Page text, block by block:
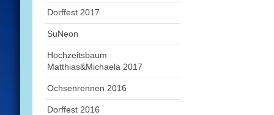
Dorffest 2017
SuNeon
Hochzeitsbaum
Matthias&Michaela 2017
Ochsenrennen 2016
Dorffest 2016